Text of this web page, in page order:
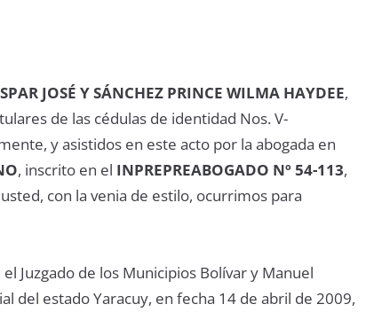
JOSÉ Y SÁNCHEZ PRINCE WILMA HAYDEE,
de las cédulas de identidad Nos. V-
y asistidos en este acto por la abogada en
, inscrito en el INPREPREABOGADO Nº 54-113,
con la venia de estilo, ocurrimos para
Juzgado de los Municipios Bolívar y Manuel
del estado Yaracuy, en fecha 14 de abril de 2009,